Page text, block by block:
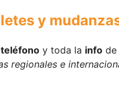
y
y toda la info de
regionales e